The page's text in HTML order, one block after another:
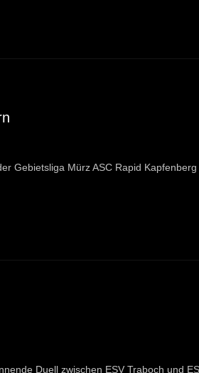
Gebietsliga Mürz ASC Rapid Kapfenberg
Duell zwischen ESV Traboch und